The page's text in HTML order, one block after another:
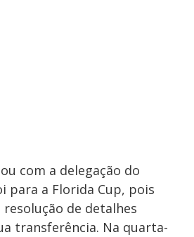
com a delegação do
para a Florida Cup, pois
resolução de detalhes
transferência. Na quarta-